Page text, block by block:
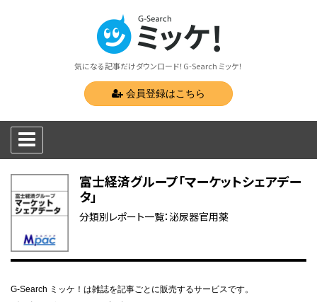
気になる記事だけダウンロード！G-Search ミッケ！
会員登録はこちら
富士経済グループ「マーケットシェアデー
タ」
分類別レポート一覧：泌尿器官用薬
G-Search ミッケ！は雑誌を記事ごとに販売するサービスです。